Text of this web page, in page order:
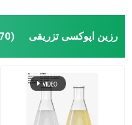
رزین اپوکسی تزریقی (70)